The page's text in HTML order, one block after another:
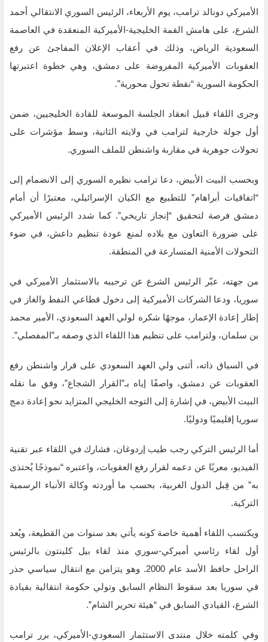
الأميركي دونالد ترامب، يوم الأربعاء، الرئيس السوري الانتقالي أحمد
الشرع، على هامش القمة الخليجية-الأميركية المنعقدة في العاصمة
السعودية الرياض، وذلك في أعقاب الإعلان المفاجئ عن رفع
العقوبات الأميركية المفروضة على دمشق، وهي خطوة اعتبرتها
الحكومة السورية “نقطة تحول محورية”.
وجرى اللقاء قبيل انعقاد الجلسة الموسعة للقادة الخليجيين، ضمن
أول جولة خارجية لترامب في ولايته الثانية، وسط مؤشرات على
تحولات جوهرية في مقاربة واشنطن للملف السوري.
وبحسب البيت الأبيض، دعا ترامب نظيره السوري إلى الانضمام إلى
“اتفاقيات أبراهام” للتطبيع مع الكيان الإسرائيلي، معتبرًا أن أمام
دمشق فرصة لتحقيق “إنجاز تاريخي”. كما شدد الرئيس الأميركي
على ضرورة التعاون مع بلاده لمنع عودة تنظيم داعش، في ضوء
التحولات الأمنية المتسارعة في المنطقة.
من جهته، عبّر الرئيس الشرع عن ترحيبه بالاستثمار الأميركي في
سوريا، ودعا الشركات الأميركية إلى دخول قطاعي النفط والغاز في
إطار إعادة الإعمار، موجهًا شكره لولي العهد السعودي، الأمير محمد
بن سلمان، ولترامب على تنظيم هذا اللقاء الذي وصفه بـ”المفصلي”.
في السياق ذاته، أثنى ولي العهد السعودي على قرار واشنطن رفع
العقوبات عن دمشق، واصفًا إياه بـ”القرار الشجاع”، وفق ما نقله
البيت الأبيض، في إشارة إلى التوجه الخليجي المتزايد نحو إعادة دمج
سوريا إقليميًا ودوليًا.
أما الرئيس التركي رجب طيب إردوغان، فشارك في اللقاء عبر تقنية
الفيديو، معربًا عن دعمه لقرار رفع العقوبات، واعتبره “نموذجًا يُحتذى
به” من قِبل الدول الغربية، بحسب ما أوردته وكالة الأنباء الرسمية
التركية.
ويكتسب اللقاء أهمية خاصة كونه يأتي بعد سنوات من القطيعة، ويُعد
أول لقاء رئاسي أميركي-سوري منذ لقاء بيل كلينتون بالرئيس
الراحل حافظ الأسد عام 2000. وهو يتزامن مع انتقال سياسي حذر
في سوريا بعد سقوط النظام السابق وتولي حكومة انتقالية بقيادة
الشرع، القيادي السابق في “هيئة تحرير الشام”.
وفي كلمته خلال منتدى الاستثمار السعودي-الأميركي، برر ترامب